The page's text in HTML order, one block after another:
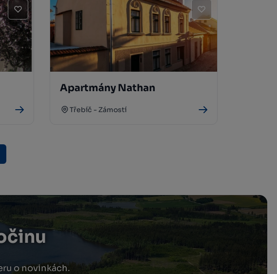
Apartmány Nathan
Třebíč - Zámostí
o novinkách.